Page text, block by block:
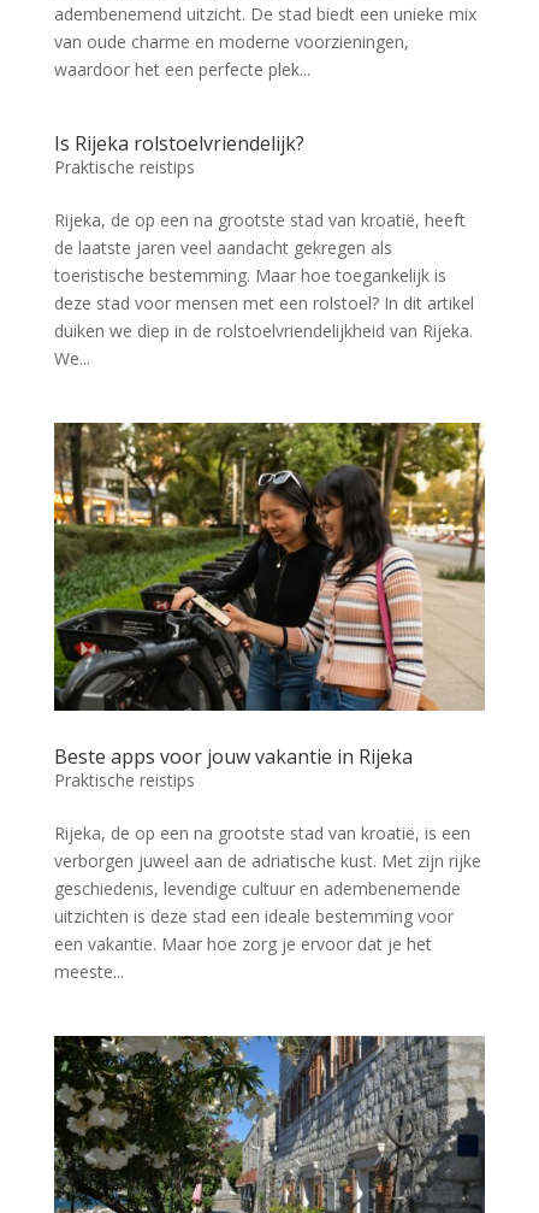
adembenemend uitzicht. De stad biedt een unieke mix
van oude charme en moderne voorzieningen,
waardoor het een perfecte plek...
Is Rijeka rolstoelvriendelijk?
Praktische reistips
Rijeka, de op een na grootste stad van kroatië, heeft
de laatste jaren veel aandacht gekregen als
toeristische bestemming. Maar hoe toegankelijk is
deze stad voor mensen met een rolstoel? In dit artikel
duiken we diep in de rolstoelvriendelijkheid van Rijeka.
We...
Beste apps voor jouw vakantie in Rijeka
Praktische reistips
Rijeka, de op een na grootste stad van kroatië, is een
verborgen juweel aan de adriatische kust. Met zijn rijke
geschiedenis, levendige cultuur en adembenemende
uitzichten is deze stad een ideale bestemming voor
een vakantie. Maar hoe zorg je ervoor dat je het
meeste...